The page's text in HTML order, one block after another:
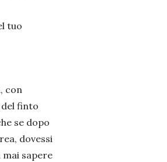
tuo
con
del finto
se dopo
dovessi
sapere